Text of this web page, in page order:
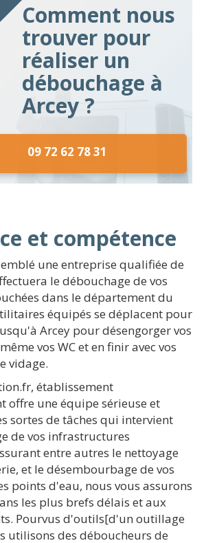
Comment nous
trouver pour
réaliser un
débouchage à
Arcey ?
09 72 62 78 31
et compétence
une entreprise qualifiée de
le débouchage de vos
dans le département du
équipés se déplacent pour
Arcey pour désengorger vos
vos WC et en finir avec vos
vidage.
établissement
offre une équipe sérieuse et
sortes de tâches qui intervient
de vos infrastructures
entre autres le nettoyage
et le désembourbage de vos
points d'eau, nous vous assurons
les plus brefs délais et aux
Pourvus d'outils[d'un outillage
utilisons des déboucheurs de